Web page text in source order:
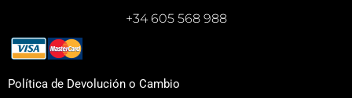
+34 605 568 988
Política de Devolución o Cambio